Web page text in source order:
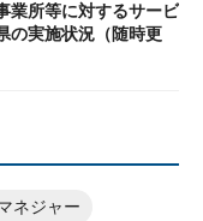
業所等に対するサービ
実施状況（随時更
ネジャー